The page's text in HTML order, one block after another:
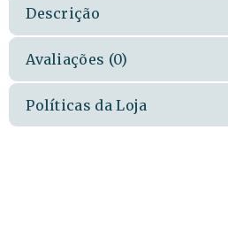
Descrição
Avaliações (0)
Políticas da Loja